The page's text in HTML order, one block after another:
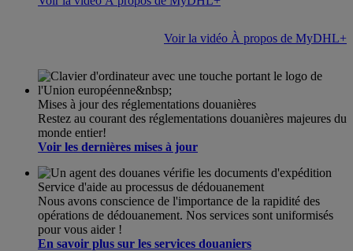
Voir la vidéo À propos de MyDHL+
Mises à jour des réglementations douanières
Restez au courant des réglementations douanières majeures du
monde entier!
Voir les dernières mises à jour
Service d'aide au processus de dédouanement
Nous avons conscience de l'importance de la rapidité des
opérations de dédouanement. Nos services sont uniformisés
pour vous aider !
En savoir plus sur les services douaniers